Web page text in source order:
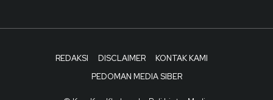
REDAKSI DISCLAIMER
KONTAK KAMI
PEDOMAN MEDIA SIBER